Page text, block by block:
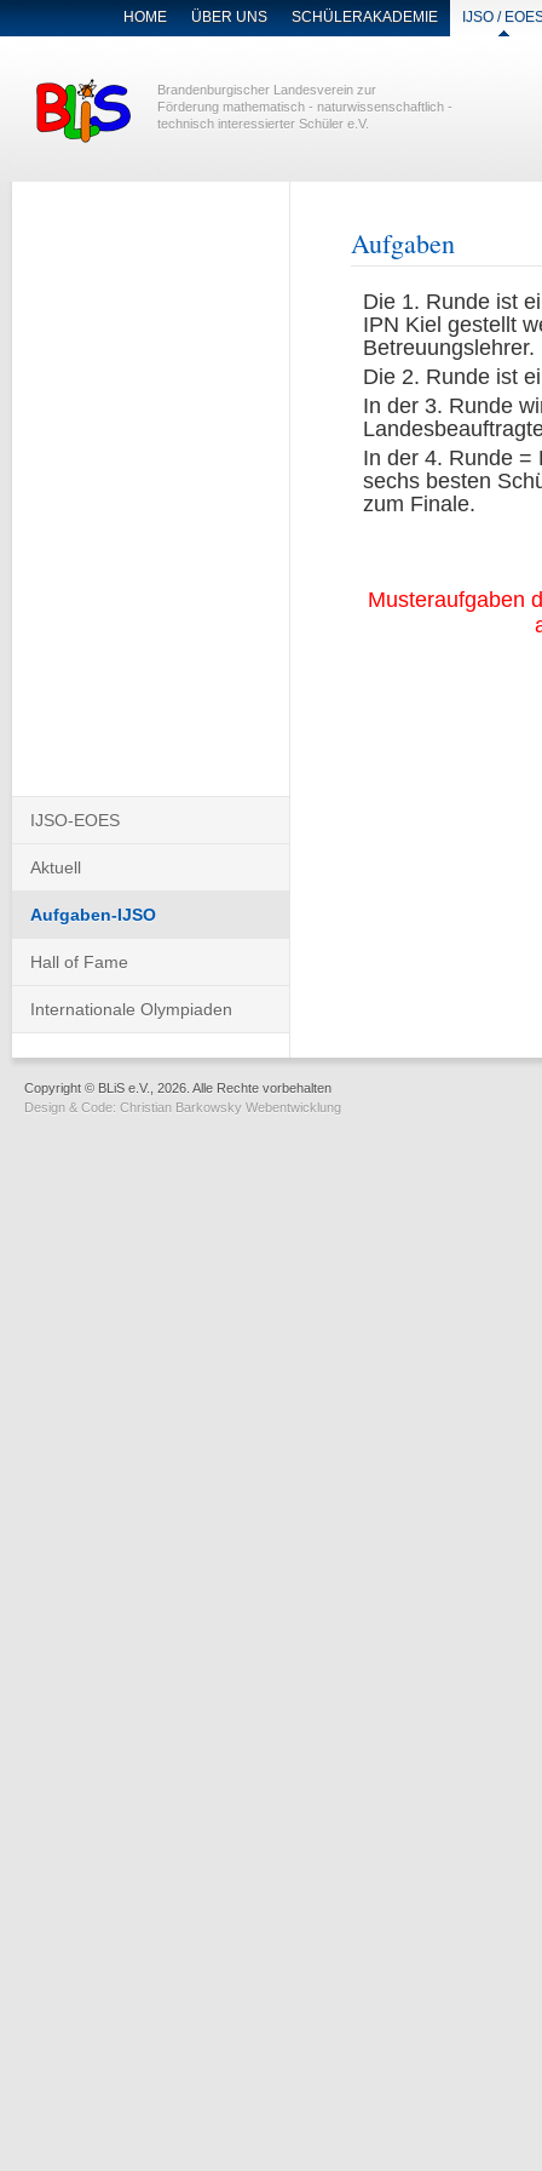
NAVIGATION
HOME ÜBER UNS SCHÜLERAKADEMIE IJSO /
Brandenburgischer Landesverein zur
Förderung mathematisch - naturwissenschaftlich -
technisch interessierter Schüler e.V.
Aufgaben
Die 1. Runde ist
IPN Kiel gestellt
Betreuungslehrer.
Die 2. Runde ist
In der 3. Runde
In der 4. Runde =
sechs besten
zum Finale.
Musteraufgaben
überspringen
IJSO-EOES
Aktuell
Aufgaben-IJSO
Hall of Fame
Internationale Olympiaden
Copyright © BLiS e.V., 2026. Alle Rechte vorbehalten
Design & Code: Christian Barkowsky Webentwicklung